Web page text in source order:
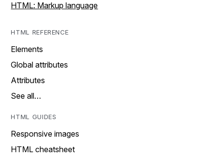
HTML: Markup language
HTML REFERENCE
Elements
Global attributes
Attributes
See all…
HTML GUIDES
Responsive images
HTML cheatsheet